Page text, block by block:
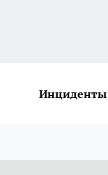
Инциденты